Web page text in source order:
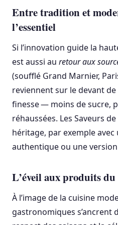
Entre tradition et
l’essentiel
Si l’innovation guide la
est aussi au retour aux
(soufflé Grand Marnier,
reviennent sur le devant de
finesse — moins de sucre,
réhaussées. Les Saveurs
héritage, par exemple
authentique ou une
L’éveil aux produits
À l’image de la cuisine
gastronomiques s’ancrent